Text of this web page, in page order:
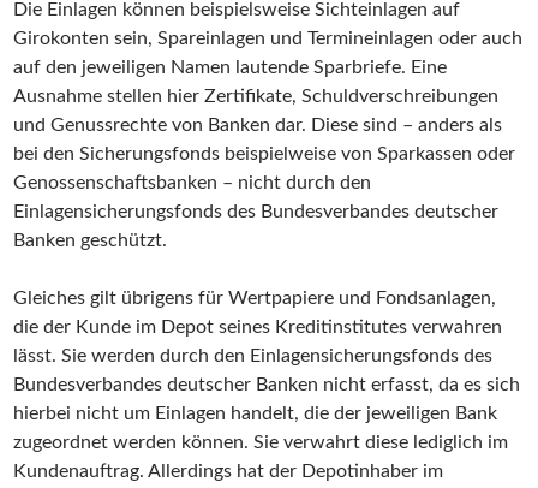
Die Einlagen können beispielsweise Sichteinlagen auf
Girokonten sein, Spareinlagen und Termineinlagen oder auch
auf den jeweiligen Namen lautende Sparbriefe. Eine
Ausnahme stellen hier Zertifikate, Schuldverschreibungen
und Genussrechte von Banken dar. Diese sind – anders als
bei den Sicherungsfonds beispielweise von Sparkassen oder
Genossenschaftsbanken – nicht durch den
Einlagensicherungsfonds des Bundesverbandes deutscher
Banken geschützt.
Gleiches gilt übrigens für Wertpapiere und Fondsanlagen,
die der Kunde im Depot seines Kreditinstitutes verwahren
lässt. Sie werden durch den Einlagensicherungsfonds des
Bundesverbandes deutscher Banken nicht erfasst, da es sich
hierbei nicht um Einlagen handelt, die der jeweiligen Bank
zugeordnet werden können. Sie verwahrt diese lediglich im
Kundenauftrag. Allerdings hat der Depotinhaber im